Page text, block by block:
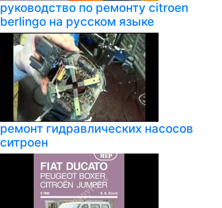
руководство по ремонту citroen
berlingo на русском языке
ремонт гидравлических насосов
ситроен